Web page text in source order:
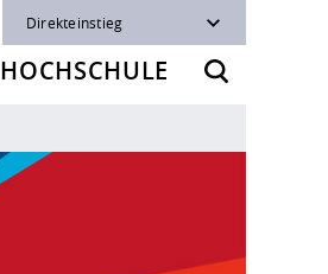
Direkteinstieg
HOCHSCHULE